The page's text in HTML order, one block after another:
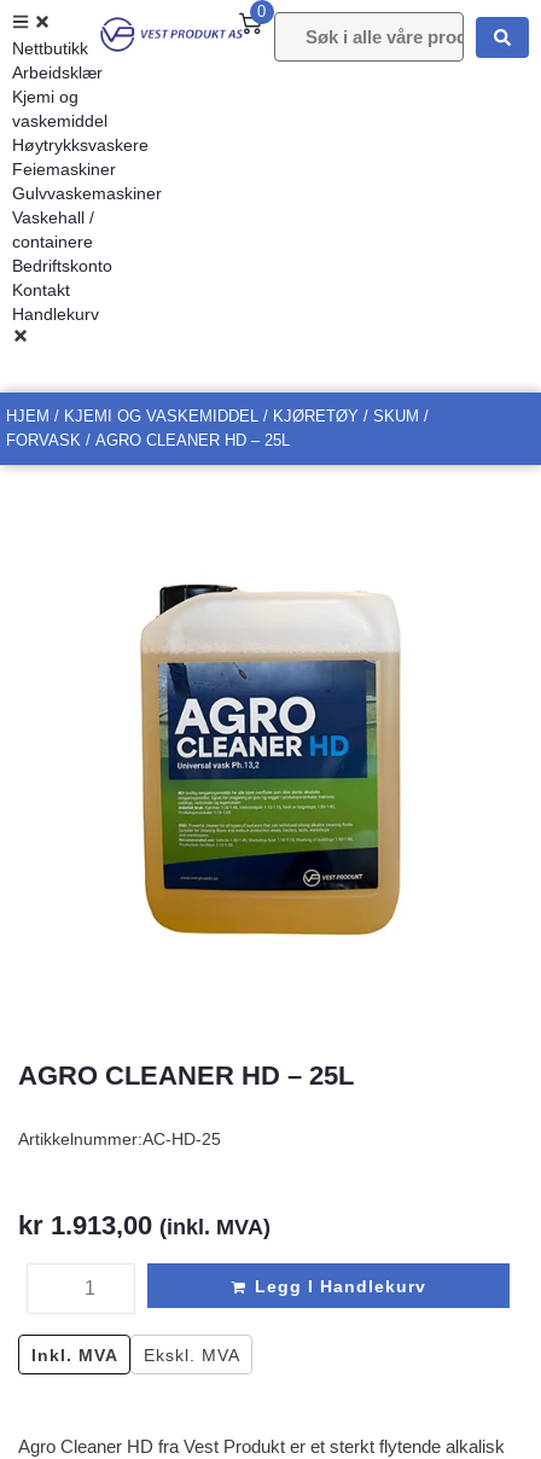
0
Nettbutikk
Arbeidsklær
Kjemi og
vaskemiddel
Høytrykksvaskere
Feiemaskiner
Gulvvaskemaskiner
Vaskehall /
containere
Bedriftskonto
Kontakt
Handlekurv
HJEM / KJEMI OG VASKEMIDDEL / KJØRETØY / SKUM /
FORVASK / AGRO CLEANER HD – 25L
AGRO CLEANER HD – 25L
Artikkelnummer:AC-HD-25
Agro Cleaner HD fra Vest Produkt er et sterkt flytende alkalisk
kr 1.913,00 (inkl. MVA)
Legg I Handlekurv
Inkl. MVA Ekskl. MVA